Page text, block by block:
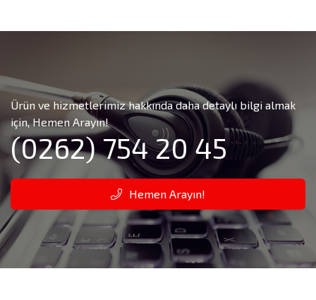
Ürün ve hizmetlerimiz hakkında daha detaylı bilgi almak
için, Hemen Arayın!
(0262) 754 20 45
Hemen Arayın!